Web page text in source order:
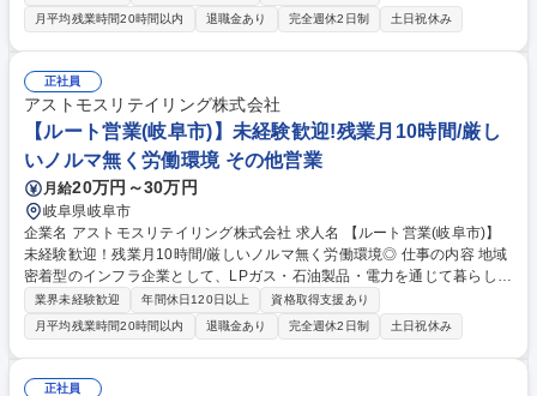
ボンベの運送や設置業務はございません。 ★ノルマに追われない★…既存
中心のルート営業で、押し売りや個人ノルマに追われることはありませ
ん。 ★働きやすい社風★…残業月10時間～20時間程度/10年20年と働き続
けるスタッフも多く、「定着率90％」を誇ります。有給休暇の取得も奨励
しています。 ★専門スキルを習得★…定期的な勉強会や講習会を実施。入
社2年目以降は会社負担で国家資格「高圧ガス第二種販売主任者」の取得
を支援 募集職種 【ルート営業（岡山)】未経験・第二新卒歓迎！残業月10
時間/ノルマ無し
月平均残業時間20時間以内
退職金あり 完全週休2日制 土日祝休み
正社員
アストモスリテイリング株式会社
【ルート営業(岐阜市)】未経験歓迎!残業月10時間/厳し
いノルマ無く労働環境 その他営業
月給20万円～30万円
岐阜県岐阜市
企業名 アストモスリテイリング株式会社 求人名 【ルート営業(岐阜市)】
未経験歓迎！残業月10時間/厳しいノルマ無く労働環境◎ 仕事の内容 地域
密着型のインフラ企業として、LPガス・石油製品・電力を通じて暮らしを
支えています。ルート営業職は既存顧客（個人・法人）への保安業務や機
器点検を中心に担当。数字に追われず顧客に併せてカタログを使った 最新
機器やリフォーム提案も可能です 【詳細】■賃貸物件の入退去時立ち会
い、ガス開閉栓作業■ガス機器点検、保安業務■ガスメーター取り外し■最
新機器や水回りのリフォーム提案 ※建物の改変を伴う業務は含まない
業界未経験歓迎 年間休日120日以上
資格取得支援あり
月平均残業時間20時間以内
退職金あり 完全週休2日制 土日祝休み
正社員